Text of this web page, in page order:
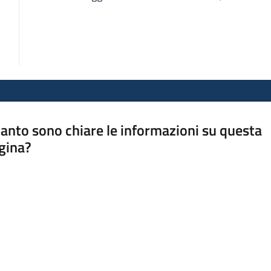
sono chiare le informazioni su questa